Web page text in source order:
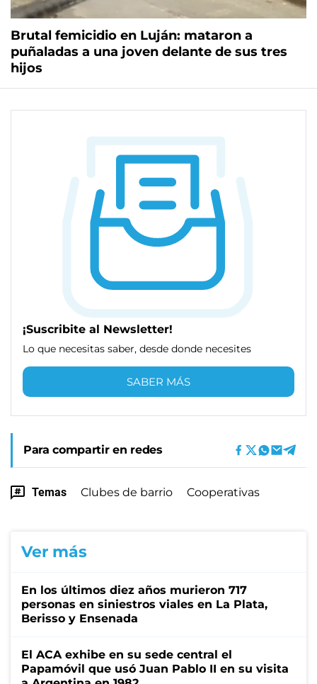
Brutal femicidio en Luján: mataron a
puñaladas a una joven delante de sus tres
hijos
¡Suscribite al Newsletter!
Lo que necesitas saber, desde donde necesites
SABER MÁS
Para compartir en redes
Temas Clubes de barrio Cooperativas
Ver más
En los últimos diez años murieron 717
personas en siniestros viales en La Plata,
Berisso y Ensenada
El ACA exhibe en su sede central el
Papamóvil que usó Juan Pablo II en su visita